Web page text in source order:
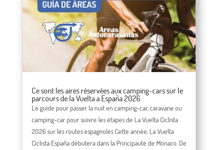
Ce sont les aires réservées aux camping-cars sur le
parcours de la Vuelta a España 2026
Le guide pour passer la nuit en camping-car, caravane ou
camping-car pour suivre les étapes de La Vuelta Ciclista
2026 sur les routes espagnoles Cette année, La Vuelta
Ciclista España débutera dans la Principauté de Monaco. De